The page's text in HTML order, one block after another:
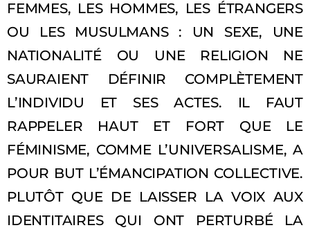
FEMMES, LES HOMMES, LES ÉTRANGERS
OU LES MUSULMANS : UN SEXE, UNE
NATIONALITÉ OU UNE RELIGION NE
SAURAIENT DÉFINIR COMPLÈTEMENT
L’INDIVIDU ET SES ACTES. IL FAUT
RAPPELER HAUT ET FORT QUE LE
FÉMINISME, COMME L’UNIVERSALISME, A
POUR BUT L’ÉMANCIPATION COLLECTIVE.
PLUTÔT QUE DE LAISSER LA VOIX AUX
IDENTITAIRES QUI ONT PERTURBÉ LA